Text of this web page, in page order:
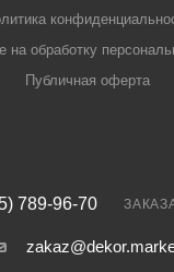
на обработку
Публичная оферта
789-96-70